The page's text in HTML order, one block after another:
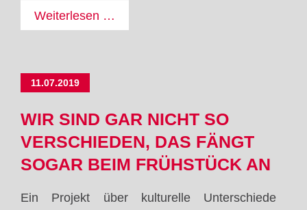
Weiterlesen …
Tage
Die
Projektwoche
11.07.2019
WIR SIND GAR NICHT SO
VERSCHIEDEN, DAS FÄNGT
SOGAR BEIM FRÜHSTÜCK AN
Ein Projekt über kulturelle Unterschiede